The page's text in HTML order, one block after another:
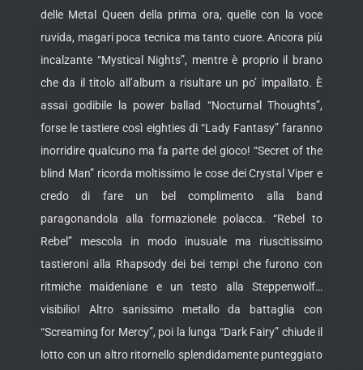
delle Metal Queen della prima ora, quelle con la voce
ruvida, magari poca tecnica ma tanto cuore. Ancora più
incalzante “Mystical Nights”, mentre è proprio il brano
che da il titolo all’album a risultare un po’ impallato. È
assai godibile la power ballad “Nocturnal Thoughts”,
forse le tastiere così eighties di “Lady Fantasy” faranno
inorridire qualcuno ma fa parte del gioco! “Secret of the
blind Man” ricorda moltissimo le cose dei Crystal Viper e
credo di fare un bel complimento alla band
paragonandola alla formazionele polacca. “Rebel to
Rebel” mescola in modo inusuale ma riuscitissimo
tastieroni alla Rhapsody dei bei tempi che furono con
ritmiche maideniane e un testo alla Steppenwolf…
visibilio! Altro sanissimo metallo da battaglia con
“Screaming for Mercy”, poi la lunga “Dark Fairy” chiude il
lotto con un altro ritornello splendidamente punteggiato